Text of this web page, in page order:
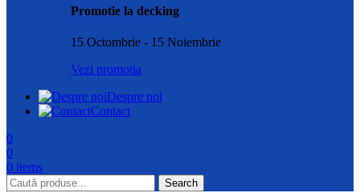
Promotie la decking
15 Octombrie - 15 Noiembrie
Vezi promotia
Despre noi
Contact
0
0
0 items
Search